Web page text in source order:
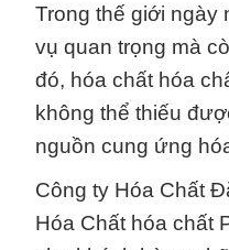
Trong thế giới ngày
vụ quan trọng mà
đó, hóa chất hóa
không thể thiếu
nguồn cung ứng
Công ty Hóa Chất
Hóa Chất hóa chất